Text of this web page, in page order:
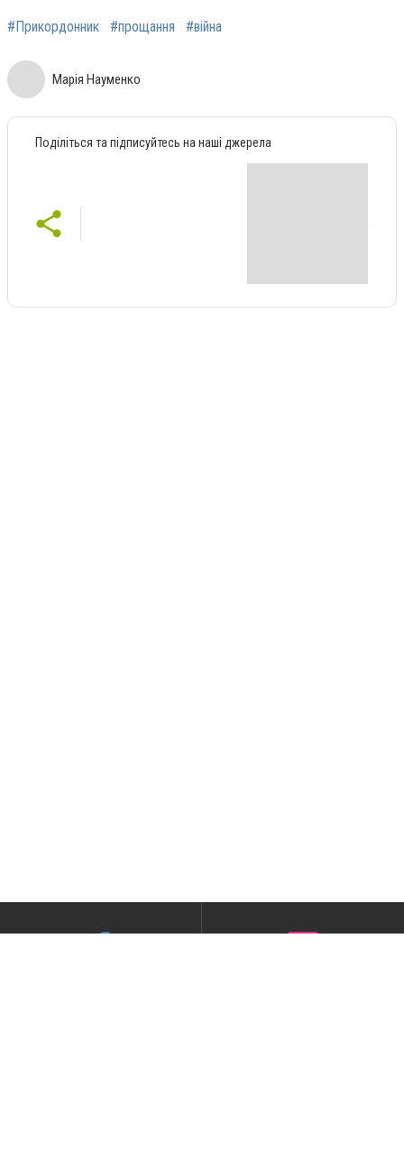
#Прикордонник #прощання #війна
Марія Науменко
Поділіться та підписуйтесь на наші джерела